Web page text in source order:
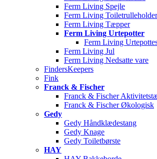
Ferm Living Spejle
Ferm Living Toiletrulleholder
Ferm Living Tæpper
Ferm Living Urtepotter
Ferm Living
Ferm Living Jul
Ferm Living Nedsatte vare
FindersKeepers
Fink
Franck & Fischer
Franck & Fischer
Franck & Fischer Økologisk
Gedy
Gedy Håndklædestang
Gedy Knage
Gedy Toiletbørste
HAY